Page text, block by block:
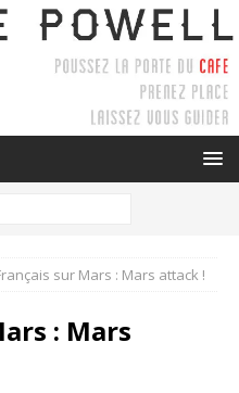
sur Mars : Mars attack !
: Mars